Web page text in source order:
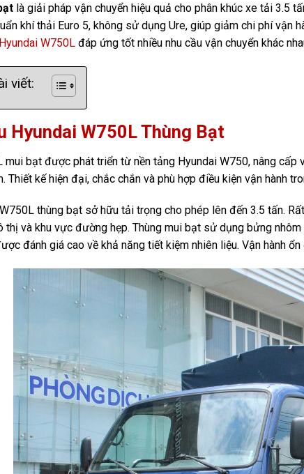
là giải pháp vận chuyển hiệu quả cho phân khúc xe tải 3.5
khí thải Euro 5, không sử dụng Ure, giúp giảm chi phí vận
Hyundai W750L đáp ứng tốt nhiều nhu cầu vận chuyển khác
viết:
Hyundai W750L Thùng Bạt
mui bạt được phát triển từ nền tảng Hyundai W750, nâng
Thiết kế hiện đại, chắc chắn và phù hợp điều kiện vận hành
thùng bạt sở hữu tải trọng cho phép lên đến 3.5 tấn.
thị và khu vực đường hẹp. Thùng mui bạt sử dụng bửng
đánh giá cao về khả năng tiết kiệm nhiên liệu. Vận hành